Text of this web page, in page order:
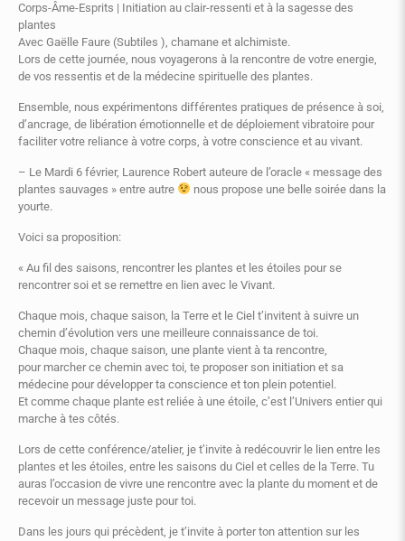
Corps-Âme-Esprits | Initiation au clair-ressenti et à la sagesse des
plantes
Avec Gaëlle Faure (Subtiles ), chamane et alchimiste.
Lors de cette journée, nous voyagerons à la rencontre de votre energie,
de vos ressentis et de la médecine spirituelle des plantes.
Ensemble, nous expérimentons différentes pratiques de présence à soi,
d’ancrage, de libération émotionnelle et de déploiement vibratoire pour
faciliter votre reliance à votre corps, à votre conscience et au vivant.
– Le Mardi 6 février, Laurence Robert auteure de l’oracle « message des
plantes sauvages » entre autre
nous propose une belle soirée dans la
yourte.
Voici sa proposition:
« Au fil des saisons, rencontrer les plantes et les étoiles pour se
rencontrer soi et se remettre en lien avec le Vivant.
Chaque mois, chaque saison, la Terre et le Ciel t’invitent à suivre un
chemin d’évolution vers une meilleure connaissance de toi.
Chaque mois, chaque saison, une plante vient à ta rencontre,
pour marcher ce chemin avec toi, te proposer son initiation et sa
médecine pour développer ta conscience et ton plein potentiel.
Et comme chaque plante est reliée à une étoile, c’est l’Univers entier qui
marche à tes côtés.
Lors de cette conférence/atelier, je t’invite à redécouvrir le lien entre les
plantes et les étoiles, entre les saisons du Ciel et celles de la Terre. Tu
auras l’occasion de vivre une rencontre avec la plante du moment et de
recevoir un message juste pour toi.
Dans les jours qui précèdent, je t’invite à porter ton attention sur les